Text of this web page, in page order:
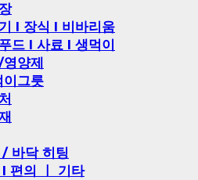
l 장식 l 비바리움
드 l 사료 l 생먹이
양제
이그릇
/ 바닥 히팅
l 편의 ㅣ 기타